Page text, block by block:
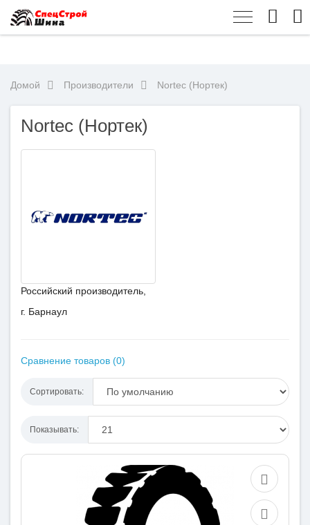
Домой Производители Nortec (Нортек)
Nortec (Нортек)
Российский производитель,
г. Барнаул
Сравнение товаров (0)
Сортировать:
Показывать: